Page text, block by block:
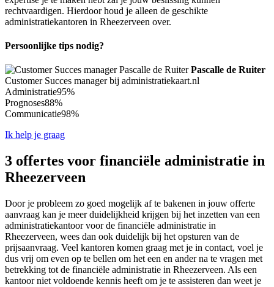
rechtvaardigen. Hierdoor houd je alleen de geschikte
administratiekantoren in Rheezerveen over.
Persoonlijke tips nodig?
Pascalle de Ruiter
Customer Succes manager bij administratiekaart.nl
Administratie95%
Prognoses88%
Communicatie98%
Ik help je graag
3 offertes voor financiële administratie in
Rheezerveen
Door je probleem zo goed mogelijk af te bakenen in jouw offerte
aanvraag kan je meer duidelijkheid krijgen bij het inzetten van een
administratiekantoor voor de financiële administratie in
Rheezerveen, wees dan ook duidelijk bij het opsturen van de
prijsaanvraag. Veel kantoren komen graag met je in contact, voel je
dus vrij om even op te bellen om het een en ander na te vragen met
betrekking tot de financiële administratie in Rheezerveen. Als een
kantoor niet voldoende kennis heeft om je te assisteren dan weet je